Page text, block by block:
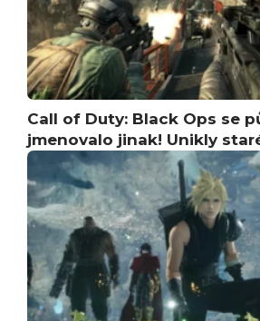
Call of Duty: Black Ops se
jmenovalo jinak! Unikly